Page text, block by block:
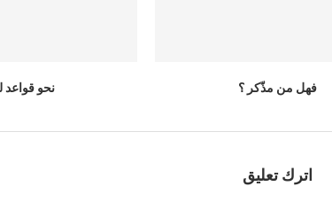
نحو قواعد فهل من مذّكر ؟
اترك تعليق